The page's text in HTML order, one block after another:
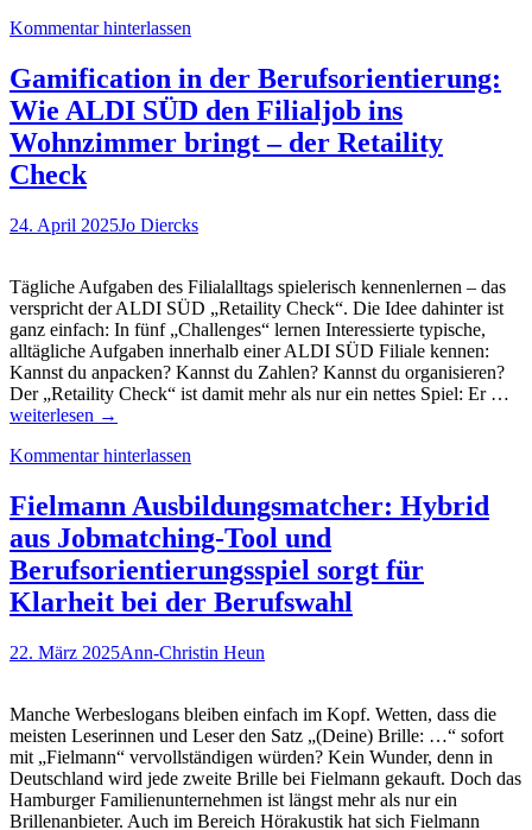
das
Motto
des
EMBRACE
FESTIVALS
Gero
Hesse?
Kommentar hinterlassen
Gamification in der Berufsorientierung:
Wie ALDI SÜD den Filialjob ins
Wohnzimmer bringt – der Retaility
Check
24. April 2025Jo Diercks
Tägliche Aufgaben des Filialalltags spielerisch kennenlernen – das
verspricht der ALDI SÜD „Retaility Check“. Die Idee dahinter ist
ganz einfach: In fünf „Challenges“ lernen Interessierte typische,
alltägliche Aufgaben innerhalb einer ALDI SÜD Filiale kennen:
Kannst du anpacken? Kannst du Zahlen? Kannst du organisieren?
Der „Retaility Check“ ist damit mehr als nur ein nettes Spiel: Er …
weiterlesen →
Kommentar hinterlassen
Fielmann Ausbildungsmatcher: Hybrid
aus Jobmatching-Tool und
Berufsorientierungsspiel sorgt für
Klarheit bei der Berufswahl
22. März 2025Ann-Christin Heun
Manche Werbeslogans bleiben einfach im Kopf. Wetten, dass die
meisten Leserinnen und Leser den Satz „(Deine) Brille: …“ sofort
mit „Fielmann“ vervollständigen würden? Kein Wunder, denn in
Deutschland wird jede zweite Brille bei Fielmann gekauft. Doch das
Hamburger Familienunternehmen ist längst mehr als nur ein
Brillenanbieter. Auch im Bereich Hörakustik hat sich Fielmann